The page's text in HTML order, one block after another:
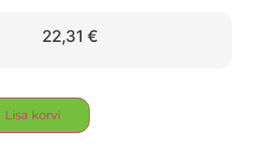
22,31€
Lisa korvi